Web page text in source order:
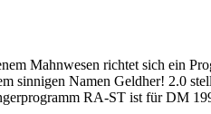
Mahnwesen richtet sich ein
sinnigen Namen Geldher! 2.0
RA-ST ist für DM